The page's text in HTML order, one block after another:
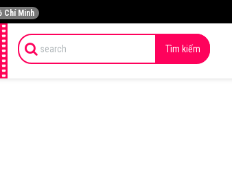
Chí Minh
Tìm kiếm